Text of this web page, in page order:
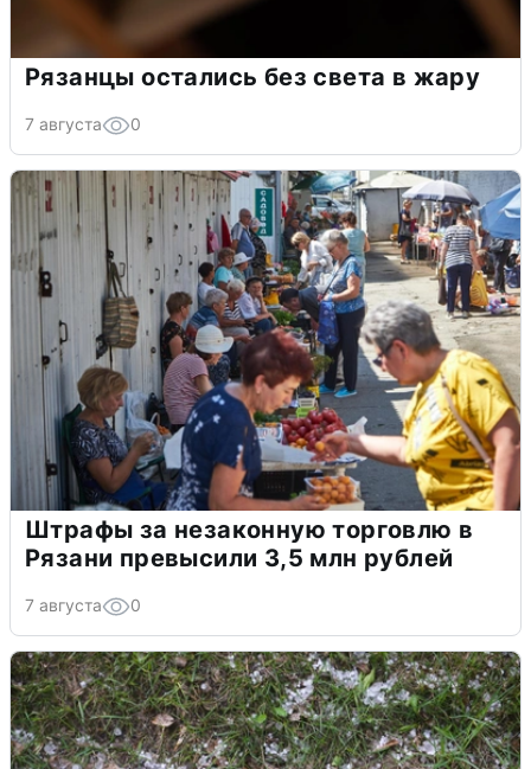
Рязанцы остались без света в жару
7 августа 0
Штрафы за незаконную торговлю в
Рязани превысили 3,5 млн рублей
7 августа 0